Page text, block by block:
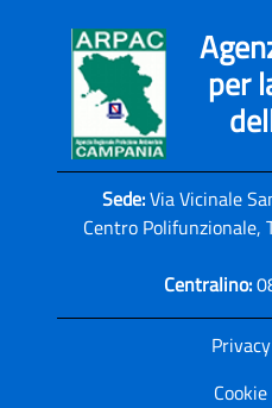
per
Sede:Via Vicinale
Centro Polifunzionale,
Centralino: